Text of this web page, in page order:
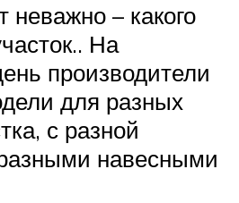
неважно – какого
На
производители
для разных
с разной
навесными